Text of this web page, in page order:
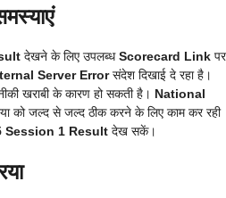
देखने के लिए उपलब्धScorecard Link पर
Server Errorसंदेश दिखाई दे रहा है।
खराबी के कारण हो सकती है। National
को जल्द से जल्द ठीक करने के लिए काम कर रही
Session 1 Result देख सकें।